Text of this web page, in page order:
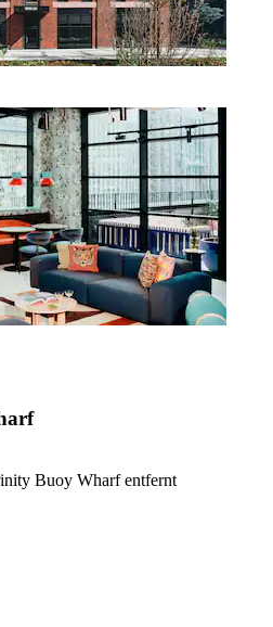
Buoy Wharf entfernt